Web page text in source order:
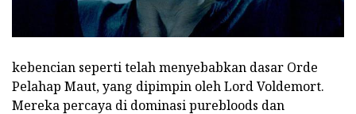
kebencian seperti telah menyebabkan dasar Orde
Pelahap Maut, yang dipimpin oleh Lord Voldemort.
Mereka percaya di dominasi purebloods dan